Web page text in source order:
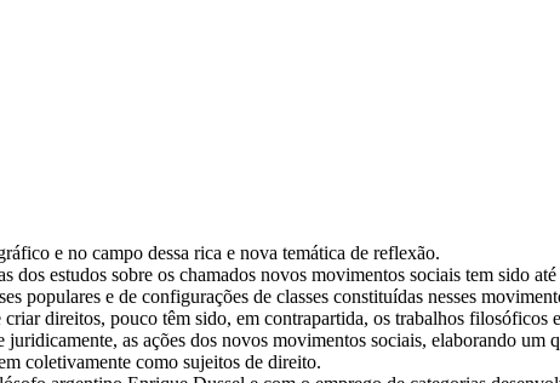
e no campo dessa rica e nova temática de reflexão.
dos estudos sobre os chamados novos movimentos sociais tem sido
populares e de configurações de classes constituídas nesses
direitos, pouco têm sido, em contrapartida, os trabalhos filosóficos
as ações dos novos movimentos sociais, elaborando
coletivamente como sujeitos de direito.